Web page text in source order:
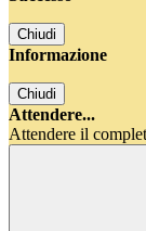
Chiudi
Informazione
Chiudi
Attendere...
Attendere il